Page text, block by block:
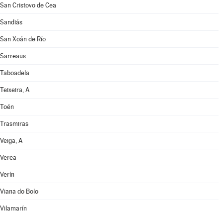
San Cristovo de Cea
Sandiás
San Xoán de Río
Sarreaus
Taboadela
Teixeira, A
Toén
Trasmiras
Veiga, A
Verea
Verín
Viana do Bolo
Vilamarín